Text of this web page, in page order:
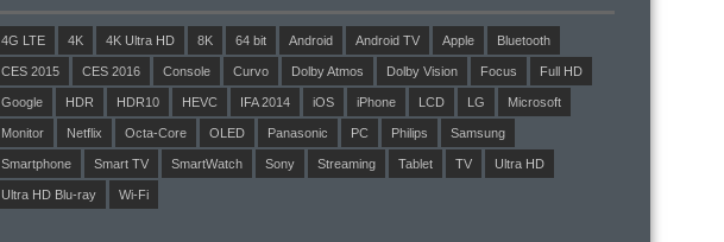
4G LTE 4K 4K Ultra HD 8K 64 bit Android Android TV Apple Bluetooth
CES 2015 CES 2016 Console Curvo Dolby Atmos Dolby Vision Focus Full HD
Google HDR HDR10 HEVC IFA 2014 iOS iPhone LCD LG Microsoft
Monitor Netflix Octa-Core OLED Panasonic PC Philips Samsung
Smartphone Smart TV SmartWatch Sony Streaming Tablet TV Ultra HD
Ultra HD Blu-ray Wi-Fi